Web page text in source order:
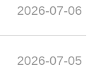
2026-07-06
2026-07-05